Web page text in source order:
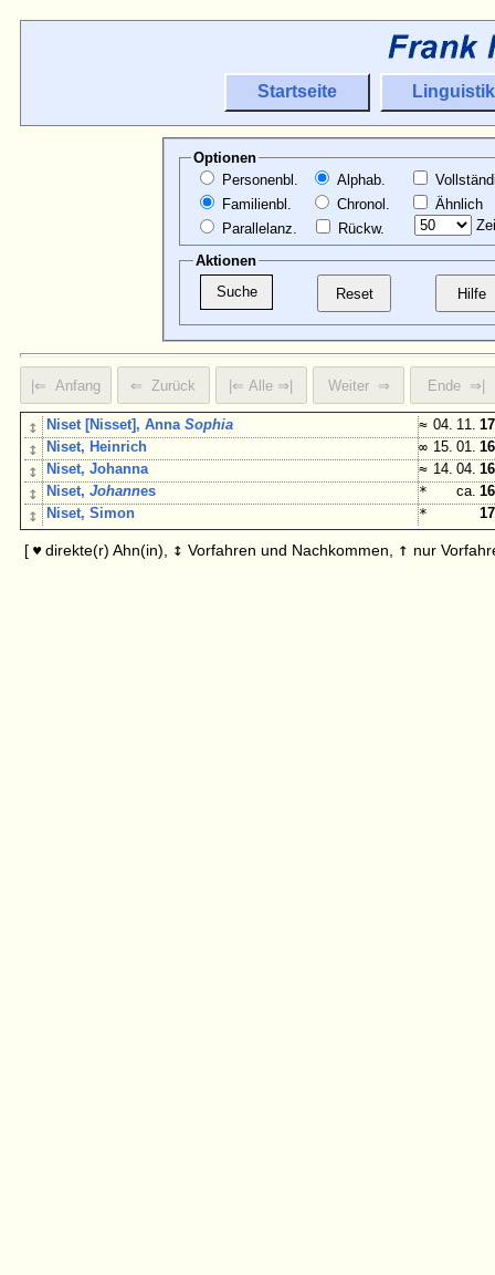
Startseite Linguistik
Optionen
Personenbl.
Familienbl.
Parallelanz.
Alphab.
Chronol.
Rückw.
Ähnlich
Aktionen
↕ Niset [Nisset], AnnaSophia ≈ 04. 11.
↕ Niset, Heinrich ∞ 15. 01.
↕ Niset, Johanna ≈ 14. 04.
↕ Niset,Johannes * ca.
↕ Niset, Simon *
[ ♥ direkte(r) Ahn(in), ↕ Vorfahren und Nachkommen, ↑ nur